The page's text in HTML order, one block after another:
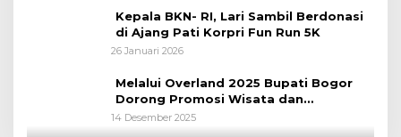
Kepala BKN- RI, Lari Sambil Berdonasi
di Ajang Pati Korpri Fun Run 5K
26 Januari 2026
Melalui Overland 2025 Bupati Bogor
Dorong Promosi Wisata dan
Pelestarian Alam
14 Desember 2025